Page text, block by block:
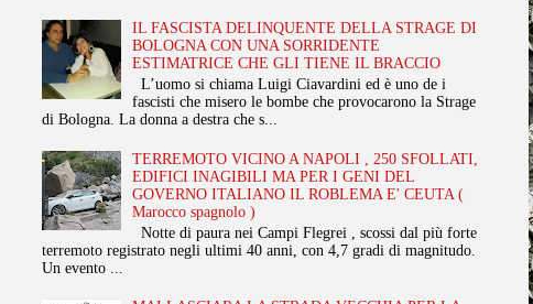
IL FASCISTA DELINQUENTE DELLA STRAGE DI
BOLOGNA CON UNA SORRIDENTE
ESTIMATRICE CHE GLI TIENE IL BRACCIO
L’uomo si chiama Luigi Ciavardini ed è uno de i
fascisti che misero le bombe che provocarono la Strage
di Bologna. La donna a destra che s...
TERREMOTO VICINO A NAPOLI , 250 SFOLLATI,
EDIFICI INAGIBILI MA PER I GENI DEL
GOVERNO ITALIANO IL ROBLEMA E' CEUTA (
Marocco spagnolo )
Notte di paura nei Campi Flegrei , scossi dal più forte
terremoto registrato negli ultimi 40 anni, con 4,7 gradi di magnitudo.
Un evento ...